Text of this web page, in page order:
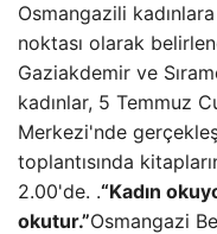
Osmangazili
noktası olarak
Gaziakdemir ve
kadınlar, 5 Temmuz
Merkezi'nde
toplantısında
2.00'de. .“Kadın
okutur.”Osmangazi